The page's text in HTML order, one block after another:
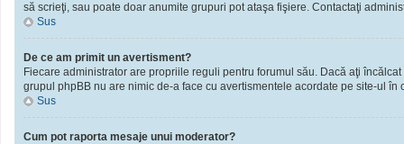
să scrieţi, sau poate doar anumite grupuri pot ataşa fişiere. Contactaţi
Sus
De ce am primit un avertisment?
Fiecare administrator are propriile reguli pentru forumul său. Dacă aţi
grupul phpBB nu are nimic de-a face cu avertismentele acordate pe site-ul
Sus
Cum pot raporta mesaje unui moderator?